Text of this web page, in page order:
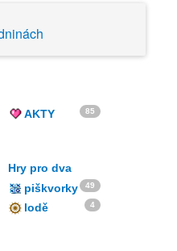
AKTY 85
Hry pro dva
piškvorky
49
lodě 4